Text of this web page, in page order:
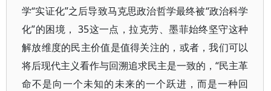
学“实证化”之后导致马克思政治哲学最终被“政治科学
化”的困境， 35这一点，拉克劳、墨菲始终坚守这种
解放维度的民主价值是值得关注的，或者，我们可以
将后现代主义看作与回溯追求民主是一致的，“民主革
命不是向一个未知的未来的一个跃进，而是一种回